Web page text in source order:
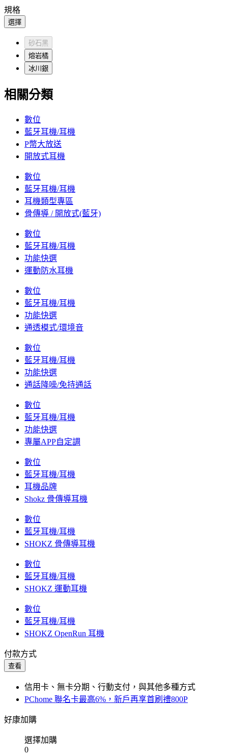
規格
選擇
砂石黑
熔岩橘
冰川銀
相關分類
數位
藍牙耳機/耳機
P幣大放送
開放式耳機
數位
藍牙耳機/耳機
耳機類型專區
骨傳導 / 開放式(藍牙)
數位
藍牙耳機/耳機
功能快選
運動防水耳機
數位
藍牙耳機/耳機
功能快選
通透模式/環境音
數位
藍牙耳機/耳機
功能快選
通話降噪/免持通話
數位
藍牙耳機/耳機
功能快選
專屬APP自定調
數位
藍牙耳機/耳機
耳機品牌
Shokz 骨傳導耳機
數位
藍牙耳機/耳機
SHOKZ 骨傳導耳機
數位
藍牙耳機/耳機
SHOKZ 運動耳機
數位
藍牙耳機/耳機
SHOKZ OpenRun 耳機
付款方式
查看
信用卡、無卡分期、行動支付，與其他多種方式
PChome 聯名卡最高6%，新戶再享首刷禮800P
好康加購
選擇加購
0